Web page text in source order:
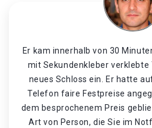
Er kam innerhalb von 30
mit Sekundenkleber verklebte
neues Schloss ein. Er hatte
Telefon faire Festpreise
dem besprochenem Preis
Art von Person, die Sie im